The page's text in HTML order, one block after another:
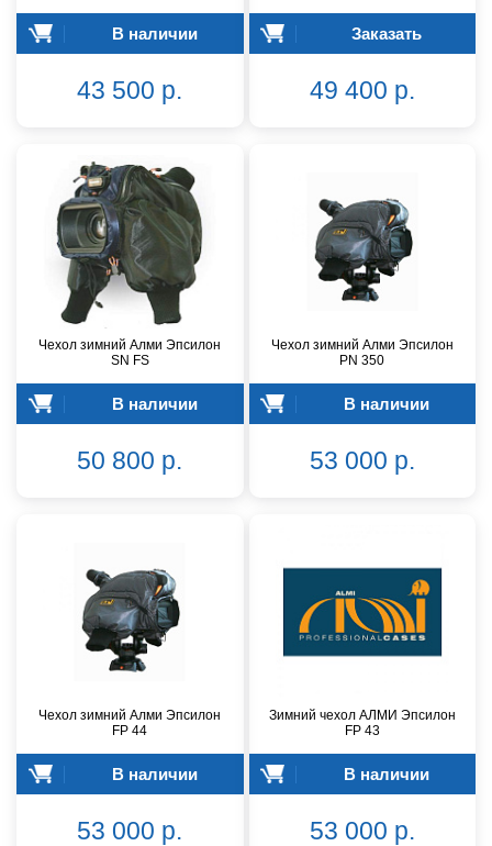
В наличии
43 500 р.
Заказать
49 400 р.
Чехол зимний Алми Эпсилон
SN FS
В наличии
50 800 р.
Чехол зимний Алми Эпсилон
PN 350
В наличии
53 000 р.
Чехол зимний Алми Эпсилон
FР 44
В наличии
53 000 р.
Зимний чехол АЛМИ Эпсилон
FР 43
В наличии
53 000 р.